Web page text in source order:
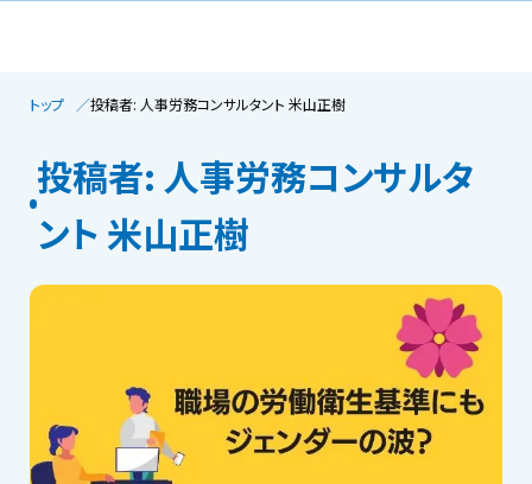
トップ 投稿者: 人事労務コンサルタント 米山正樹
投稿者: 人事労務コンサルタ
ント 米山正樹